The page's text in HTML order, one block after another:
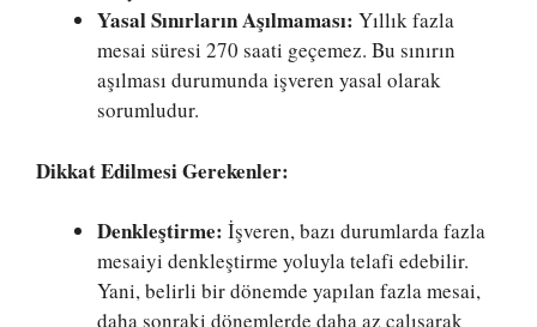
Yasal Sınırların Aşılmaması: Yıllık fazla
mesai süresi 270 saati geçemez. Bu sınırın
aşılması durumunda işveren yasal olarak
sorumludur.
Dikkat Edilmesi Gerekenler:
Denkleştirme: İşveren, bazı durumlarda fazla
mesaiyi denkleştirme yoluyla telafi edebilir.
Yani, belirli bir dönemde yapılan fazla mesai,
daha sonraki dönemlerde daha az çalışarak